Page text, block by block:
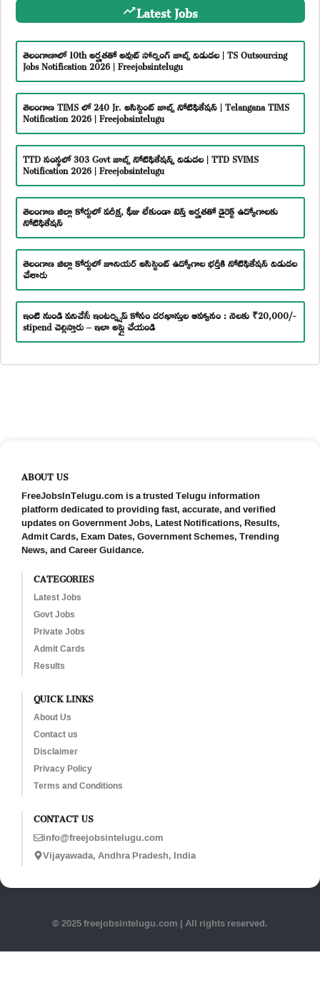
Latest Jobs
తెలంగాణాలో 10th అర్హతతో అవుట్ సోర్సింగ్ జాబ్స్ విడుదల | TS Outsourcing
Jobs Notification 2026 | Freejobsintelugu
తెలంగాణ TIMS లో 240 Jr. అసిస్టెంట్ జాబ్స్ నోటిఫికేషన్ | Telangana TIMS
Notification 2026 | Freejobsintelugu
TTD సంస్థలో 303 Govt జాబ్స్ నోటిఫికేషన్స్ విడుదల | TTD SVIMS
Notification 2026 | Freejobsintelugu
తెలంగాణ జిల్లా కోర్టులో పరీక్ష, ఫీజు లేకుండా టెన్త్ అర్హతతో డైరెక్ట్ ఉద్యోగాలకు
నోటిఫికేషన్
తెలంగాణ జిల్లా కోర్టులో జూనియర్ అసిస్టెంట్ ఉద్యోగాల భర్తీకి నోటిఫికేషన్ విడుదల
చేశారు
ఇంటి నుండి పనిచేసే ఇంటర్న్షిప్ కోసం దరఖాస్తుల ఆహ్వానం : నెలకు ₹20,000/-
stipend చెల్లిస్తారు – ఇలా అప్లై చేయండి
ABOUT US
FreeJobsInTelugu.com is a trusted Telugu information
platform dedicated to providing fast, accurate, and verified
updates on Government Jobs, Latest Notifications, Results,
Admit Cards, Exam Dates, Government Schemes, Trending
News, and Career Guidance.
CATEGORIES
Latest Jobs
Govt Jobs
Private Jobs
Admit Cards
Results
QUICK LINKS
About Us
Contact us
Disclaimer
Privacy Policy
Terms and Conditions
CONTACT US
info@freejobsintelugu.com
Vijayawada, Andhra Pradesh, India
© 2025 freejobsintelugu.com | All rights reserved.